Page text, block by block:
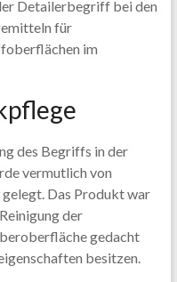
Detailerbegriff bei den
für
im
des Begriffs in der
vermutlich von
gelegt. Das Produkt war
der
gedacht
besitzen.